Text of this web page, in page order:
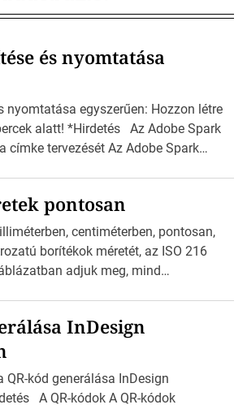
és nyomtatása
nyomtatása egyszerűen: Hozzon létre
alatt! *Hirdetés Az Adobe Spark
címke tervezését Az Adobe Spark
a kreatív fogaskerekek, miközben
készítése. Hogyan készítsünk címkét?
alakot: Válassza ki a kívánt címke
[…]
pontosan
centiméterben, pontosan,
borítékok méretét, az ISO 216
adjuk meg, mind
viszonyítva. Az amerikai és
méretére az ISO 216 nem
méretének táblázata C0-tól […]
InDesign
QR-kód generálása InDesign
A QR-kódok A QR-kódok